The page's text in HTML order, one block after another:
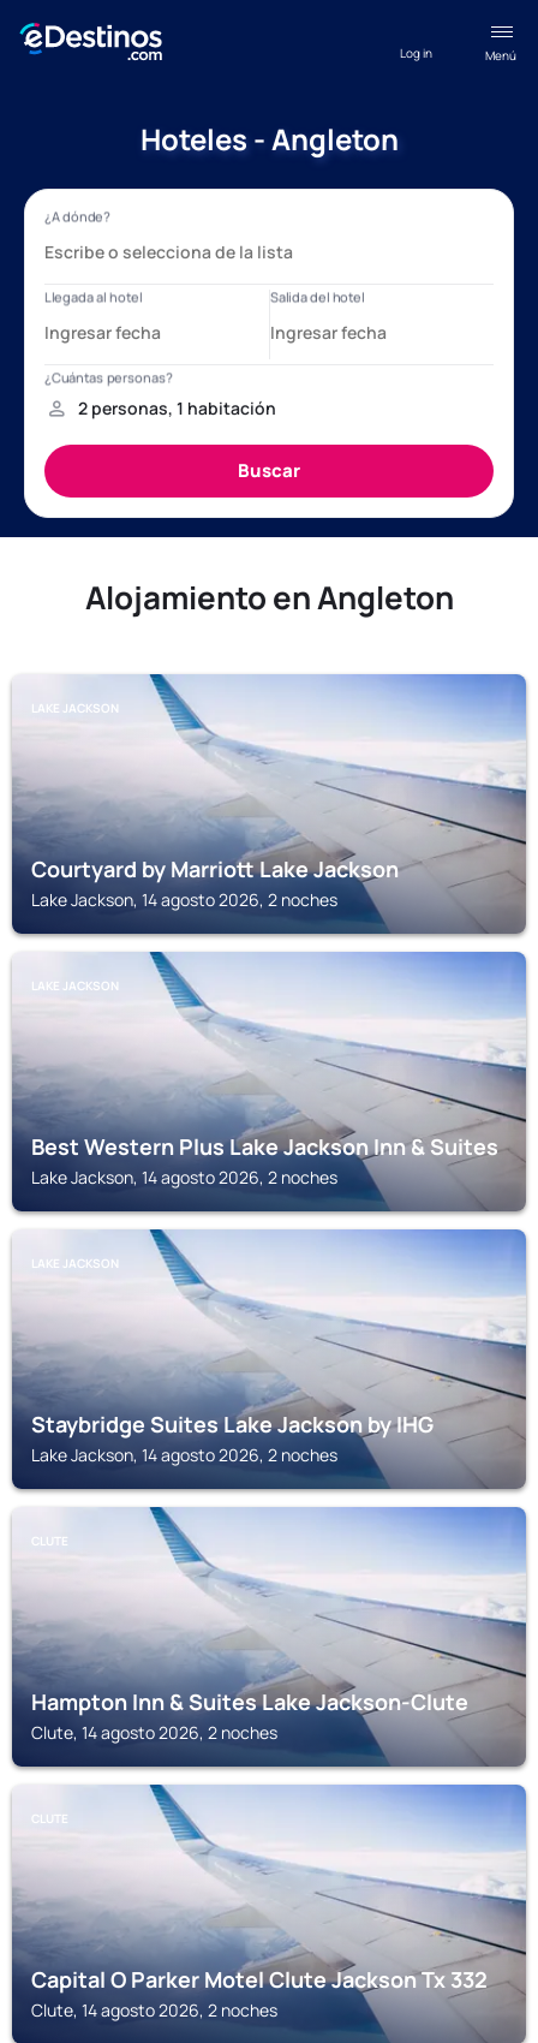
Menú
Log in
Hoteles - Angleton
Alojamiento en Angleton
LAKE JACKSON
Courtyard by Marriott Lake Jackson
Lake Jackson, 14 agosto 2026, 2 noches
LAKE JACKSON
Best Western Plus Lake Jackson Inn & Suites
Lake Jackson, 14 agosto 2026, 2 noches
LAKE JACKSON
Staybridge Suites Lake Jackson by IHG
Lake Jackson, 14 agosto 2026, 2 noches
CLUTE
Hampton Inn & Suites Lake Jackson-Clute
Clute, 14 agosto 2026, 2 noches
CLUTE
Capital O Parker Motel Clute Jackson Tx 332
Clute, 14 agosto 2026, 2 noches